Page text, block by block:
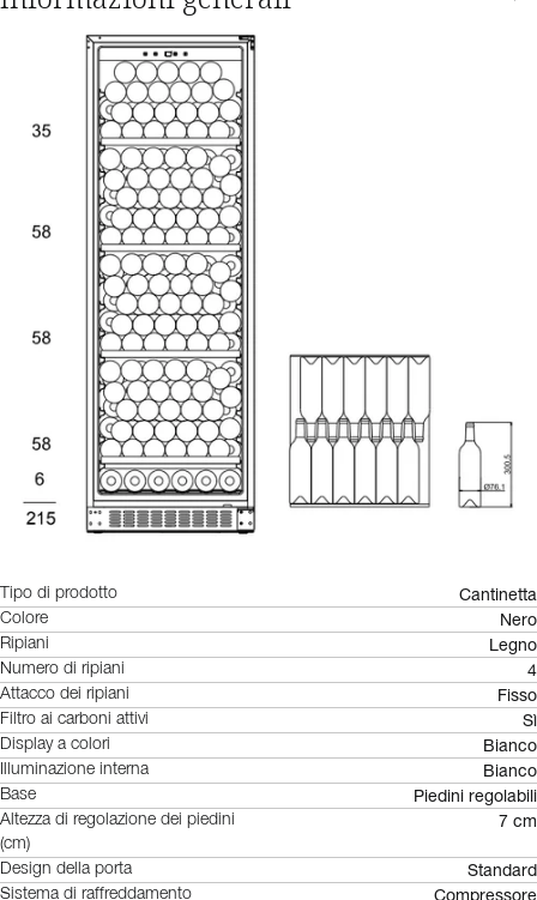
Tipo di prodotto Cantinetta
Colore Nero
Ripiani Legno
Numero di ripiani 4
Attacco dei ripiani Fisso
Filtro ai carboni attivi Sì
Display a colori Bianco
Illuminazione interna Bianco
Base Piedini regolabili
Altezza di regolazione dei piedini
(cm)
7 cm
Design della porta Standard
Sistema di raffreddamento Compressore